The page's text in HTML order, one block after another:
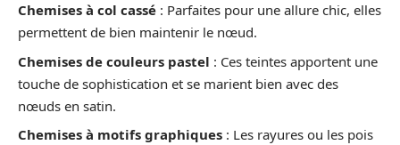
Chemises à col cassé : Parfaites pour une allure chic, elles
permettent de bien maintenir le nœud.
Chemises de couleurs pastel : Ces teintes apportent une
touche de sophistication et se marient bien avec des
nœuds en satin.
Chemises à motifs graphiques : Les rayures ou les pois